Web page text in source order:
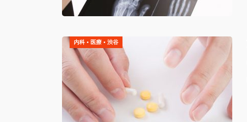
内科 • 医療 • 渋谷